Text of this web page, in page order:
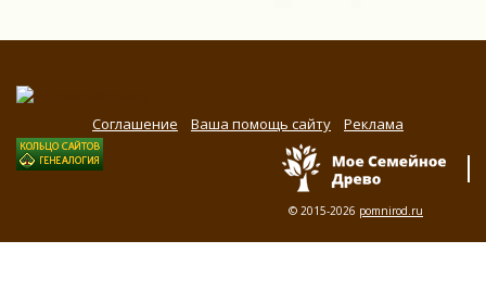
Соглашение Ваша помощь сайту Реклама
© 2015-2026 pomnirod.ru